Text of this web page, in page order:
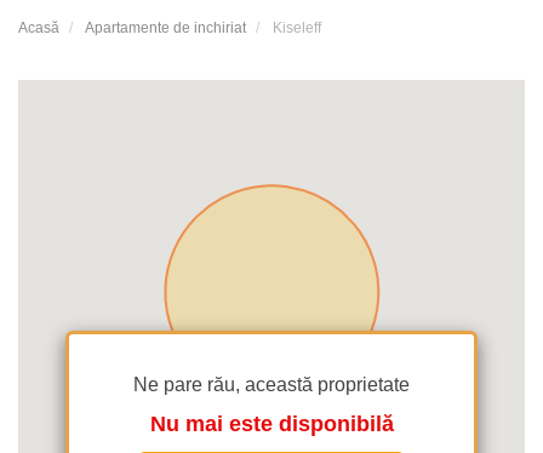
Ne pare rău, această proprietate
Nu mai este disponibilă
Acasă Apartamente de inchiriat Kiseleff